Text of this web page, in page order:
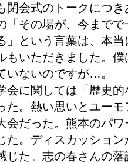
閉会式のトークにつ
「その場が、今まで
」という言葉は、本
もいただきました。
いないのですが…。
に関しては「歴史的
た。熱い思いとユー
会だった。熊本のパ
た。ディスカッショ
じた。志の春さんの